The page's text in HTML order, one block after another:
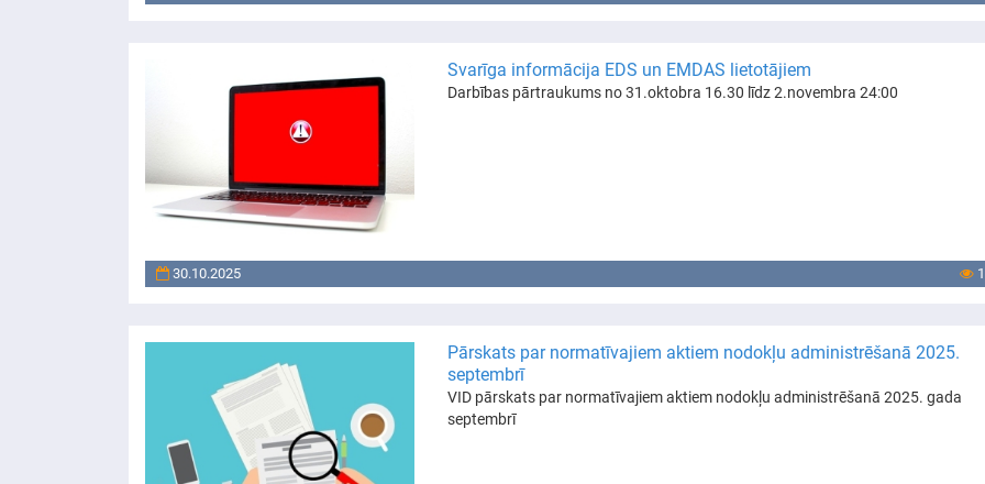
Svarīga informācija EDS un EMDAS lietotājiem
Darbības pārtraukums no 31.oktobra 16.30 līdz 2.novembra 24:00
30.10.2025
Pārskats par normatīvajiem aktiem nodokļu administrēšanā 2025.
septembrī
VID pārskats par normatīvajiem aktiem nodokļu administrēšanā 2025. gada
septembrī